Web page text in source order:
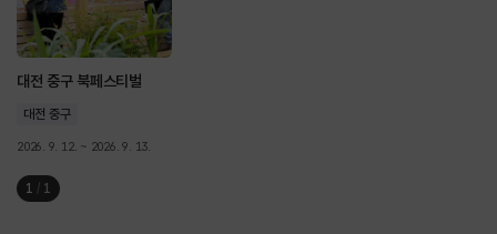
대전 중구 북페스티벌
대전 중구
2026. 9. 12. ~ 2026. 9. 13.
1 / 1